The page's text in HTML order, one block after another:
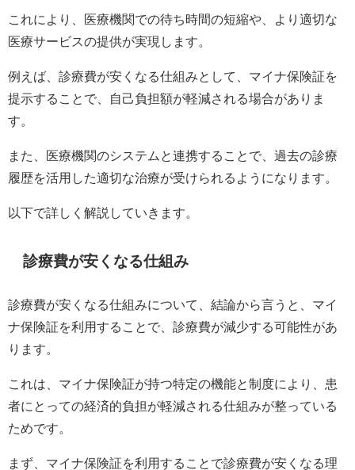
これにより、医療機関での待ち時間の短縮や、より適切な
医療サービスの提供が実現します。
例えば、診療費が安くなる仕組みとして、マイナ保険証を
提示することで、自己負担額が軽減される場合がありま
す。
また、医療機関のシステムと連携することで、過去の診療
履歴を活用した適切な治療が受けられるようになります。
以下で詳しく解説していきます。
診療費が安くなる仕組み
診療費が安くなる仕組みについて、結論から言うと、マイ
ナ保険証を利用することで、診療費が減少する可能性があ
ります。
これは、マイナ保険証が持つ特定の機能と制度により、患
者にとっての経済的負担が軽減される仕組みが整っている
ためです。
まず、マイナ保険証を利用することで診療費が安くなる理